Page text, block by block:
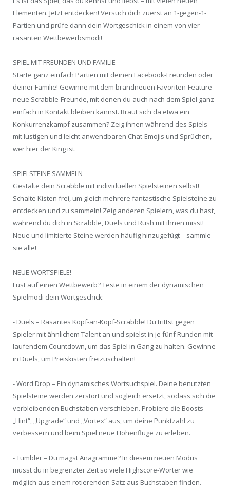
Elementen. Jetzt entdecken! Versuch dich zuerst an 1-gegen-1-
Partien und prüfe dann dein Wortgeschick in einem von vier
rasanten Wettbewerbsmodi!
SPIEL MIT FREUNDEN UND FAMILIE
Starte ganz einfach Partien mit deinen Facebook-Freunden oder
deiner Familie! Gewinne mit dem brandneuen Favoriten-Feature
neue Scrabble-Freunde, mit denen du auch nach dem Spiel ganz
einfach in Kontakt bleiben kannst. Braut sich da etwa ein
Konkurrenzkampf zusammen? Zeig ihnen während des Spiels
mit lustigen und leicht anwendbaren Chat-Emojis und Sprüchen,
wer hier der King ist.
SPIELSTEINE SAMMELN
Gestalte dein Scrabble mit individuellen Spielsteinen selbst!
Schalte Kisten frei, um gleich mehrere fantastische Spielsteine zu
entdecken und zu sammeln! Zeig anderen Spielern, was du hast,
während du dich in Scrabble, Duels und Rush mit ihnen misst!
Neue und limitierte Steine werden häufig hinzugefügt – sammle
sie alle!
NEUE WORTSPIELE!
Lust auf einen Wettbewerb? Teste in einem der dynamischen
Spielmodi dein Wortgeschick:
- Duels – Rasantes Kopf-an-Kopf-Scrabble! Du trittst gegen
Spieler mit ähnlichem Talent an und spielst in je fünf Runden mit
laufendem Countdown, um das Spiel in Gang zu halten. Gewinne
in Duels, um Preiskisten freizuschalten!
- Word Drop – Ein dynamisches Wortsuchspiel. Deine benutzten
Spielsteine werden zerstört und sogleich ersetzt, sodass sich die
verbleibenden Buchstaben verschieben. Probiere die Boosts
„Hint“, „Upgrade“ und „Vortex“ aus, um deine Punktzahl zu
verbessern und beim Spiel neue Höhenflüge zu erleben.
- Tumbler – Du magst Anagramme? In diesem neuen Modus
musst du in begrenzter Zeit so viele Highscore-Wörter wie
möglich aus einem rotierenden Satz aus Buchstaben finden.